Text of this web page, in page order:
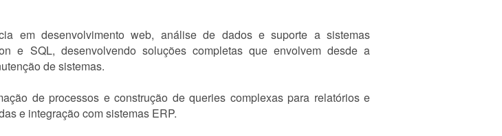
em desenvolvimento web, análise de dados e suporte a sistemas
e SQL, desenvolvendo soluções completas que envolvem desde a
de sistemas.
de processos e construção de queries complexas para relatórios e
e integração com sistemas ERP.